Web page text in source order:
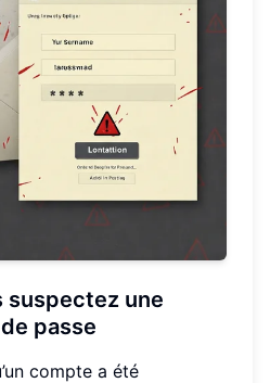
suspectez une
passe
compte a été